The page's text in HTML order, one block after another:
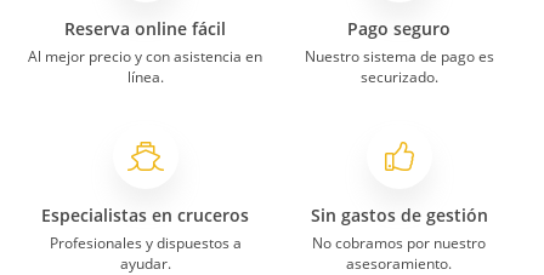
Reserva online fácil
Al mejor precio y con asistencia en
línea.
Pago seguro
Nuestro sistema de pago es
securizado.
Especialistas en cruceros
Profesionales y dispuestos a
ayudar.
Sin gastos de gestión
No cobramos por nuestro
asesoramiento.